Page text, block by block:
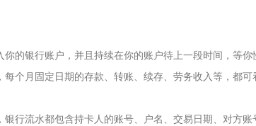
银行账户，并且持续在你的账户待上一段时间，等你
月固定日期的存款、转账、续存、劳务收入等，都可
流水都包含持卡人的账号、户名、交易日期、对方账